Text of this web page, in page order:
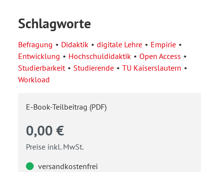
Schlagworte
Befragung Didaktik digitale Lehre
Empirie
Entwicklung
Hochschuldidaktik
Open Access
Studierbarkeit
Studierende
TU Kaiserslautern
Workload
E-Book-Teilbeitrag (PDF)
0,00 €
Preise inkl. MwSt.
versandkostenfrei